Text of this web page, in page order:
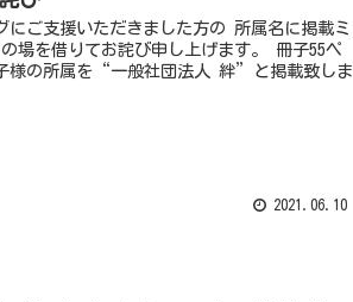
にご支援いただきました方の 所属名に掲載ミ
場を借りてお詫び申し上げます。 冊子55ペ
様の所属を“一般社団法人 絆”と掲載致しま
2021.06.10